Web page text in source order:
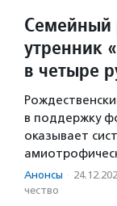
Семейный
утренник
в четыре
в поддержку
оказывает
Анонсы ·
чест­во